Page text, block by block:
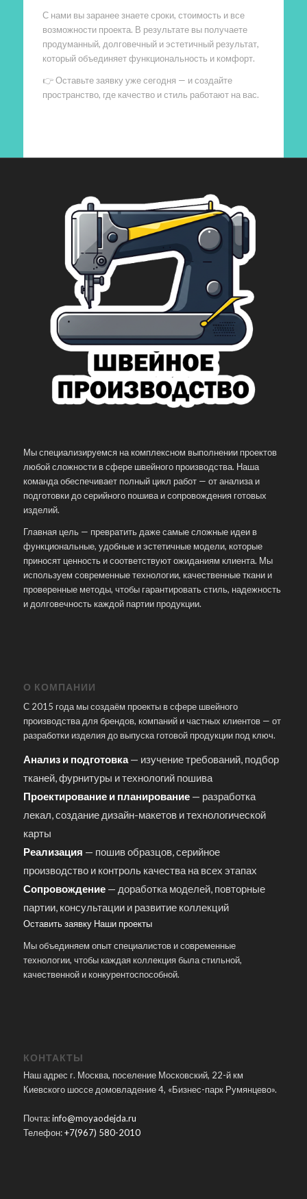
С нами вы заранее знаете сроки, стоимость и все
возможности проекта. В результате вы получаете
продуманный, долговечный и эстетичный результат,
который объединяет функциональность и комфорт.
👉 Оставьте заявку уже сегодня — и создайте
пространство, где качество и стиль работают на вас.
Мы специализируемся на комплексном выполнении проектов
любой сложности в сфере швейного производства. Наша
команда обеспечивает полный цикл работ — от анализа и
подготовки до серийного пошива и сопровождения готовых
изделий.
Главная цель — превратить даже самые сложные идеи в
функциональные, удобные и эстетичные модели, которые
приносят ценность и соответствуют ожиданиям клиента. Мы
используем современные технологии, качественные ткани и
проверенные методы, чтобы гарантировать стиль, надежность
и долговечность каждой партии продукции.
О КОМПАНИИ
С 2015 года мы создаём проекты в сфере швейного
производства для брендов, компаний и частных клиентов — от
разработки изделия до выпуска готовой продукции под ключ.
Анализ и подготовка— изучение требований, подбор
тканей, фурнитуры и технологий пошива
Проектирование и планирование— разработка
лекал, создание дизайн-макетов и технологической
карты
Реализация — пошив образцов, серийное
производство и контроль качества на всех этапах
Сопровождение— доработка моделей, повторные
партии, консультации и развитие коллекций
Оставить заявку Наши проекты
Мы объединяем опыт специалистов и современные
технологии, чтобы каждая коллекция была стильной,
качественной и конкурентоспособной.
КОНТАКТЫ
Наш адрес г. Москва, поселение Московский, 22-й км
Киевского шоссе домовладение 4, «Бизнес-парк Румянцево».
Почта:info@moyaodejda.ru
Телефон:+7(967) 580-2010